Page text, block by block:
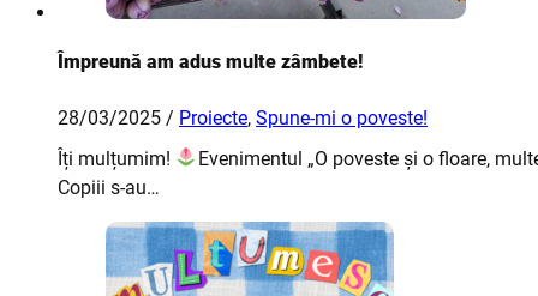
Împreună am adus multe zâmbete!
28/03/2025 / Proiecte, Spune-mi o poveste!
Îți mulțumim!
Evenimentul „O poveste și o floare,
Copiii s-au…